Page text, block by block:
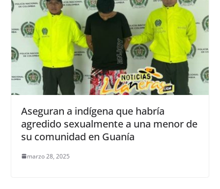
Aseguran a indígena que habría
agredido sexualmente a una menor de
su comunidad en Guanía
marzo 28, 2025